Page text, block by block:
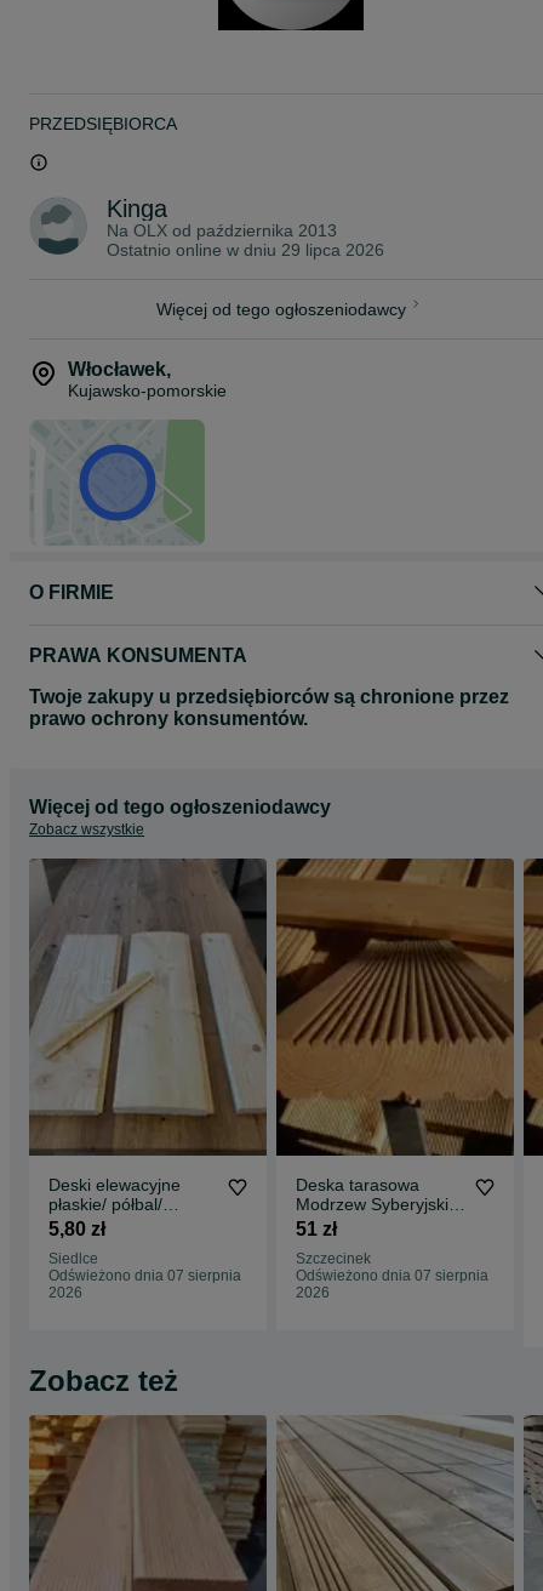
Prowadzimy sprzedaż hurtową i detaliczną.
Zapraszamy do kontaktu, bądź na oględziny produktu do
Mazowieckiego na ul. Kierlańczyków 21
Podana lokalizacja w ogłoszeniu dotyczy TYLKO transportu.
PRZEDSIĘBIORCA
Kinga
Na OLX od października 2013
Ostatnio online w dniu 29 lipca 2026
Więcej od tego ogłoszeniodawcy
Włocławek,
Kujawsko-pomorskie
O FIRMIE
PRAWA KONSUMENTA
Twoje zakupy u przedsiębiorców są chronione przez
prawo ochrony konsumentów.
Więcej od tego ogłoszeniodawcy
Zobacz wszystkie
Deski elewacyjne
płaskie/ półbal/
boazeria - różne
szerokości? TANIO
5,80 zł
Siedlce
Odświeżono dnia 07 sierpnia
2026
Deska tarasowa
Modrzew Syberyjski
ryflowana/gładka
51 zł
Szczecinek
Odświeżono dnia 07 sierpnia
2026
Zobacz też